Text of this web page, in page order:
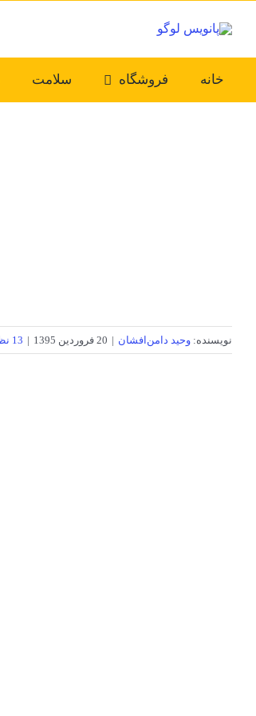
content
خانه فروشگاه سلامت
نویسنده: وحید دامن‌افشان | 20 فروردین 1395 | 13 نظر